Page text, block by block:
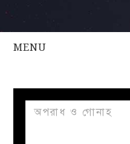
MENU
সকল
প্রবন্ধ
অপরাধ ও গোনাহ